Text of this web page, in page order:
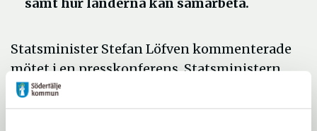
Statsminister Stefan Löfven kommenterade
mötet i en presskonferens. Statsministern
sa bland annat att sammarbetet på EU-nivå
ger möjlighet att samordna åtgärder och